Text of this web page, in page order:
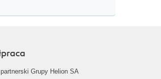
Grupy Helion SA